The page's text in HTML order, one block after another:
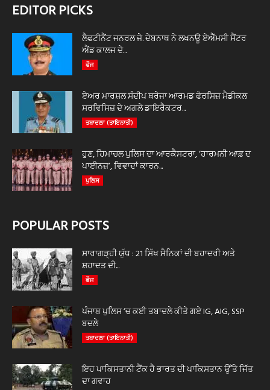
EDITOR PICKS
ਲੈਫਟੀਨੈਂਟ ਜਨਰਲ ਜੇ. ਦੇਬਨਾਥ ਨੇ ਲਖਨਊ ਏਐੱਮਸੀ ਸੈਂਟਰ
ਐਂਡ ਕਾਲਜ ਦੇ...
ਫੌਜ
ਏਅਰ ਮਾਰਸ਼ਲ ਸੰਦੀਪ ਥਰੇਜਾ ਆਰਮਡ ਫੋਰਸਿਜ਼ ਮੈਡੀਕਲ
ਸਰਵਿਸਿਜ਼ ਦੇ ਅਗਲੇ ਡਾਇਰੈਕਟਰ...
ਤਬਾਦਲਾ (ਤਾਇਨਾਤੀ)
ਹੁਣ, ਹਿਮਾਚਲ ਪੁਲਿਸ ਦਾ ਆਰਕੈਸਟਰਾ, ‘ਹਾਰਮਨੀ ਆਫ਼ ਦ
ਪਾਈਨਜ਼’, ਵਿਵਾਦਾਂ ਕਾਰਨ...
ਪੁਲਿਸ
POPULAR POSTS
ਸਾਰਾਗੜ੍ਹੀ ਯੁੱਧ : 21 ਸਿੱਖ ਸੈਨਿਕਾਂ ਦੀ ਬਹਾਦਰੀ ਅਤੇ
ਸ਼ਹਾਦਤ ਦੀ...
ਫੌਜ
ਪੰਜਾਬ ਪੁਲਿਸ ‘ਚ ਕਈ ਤਬਾਦਲੇ ਕੀਤੇ ਗਏ IG, AIG, SSP
ਬਦਲੇ
ਤਬਾਦਲਾ (ਤਾਇਨਾਤੀ)
ਇਹ ਪਾਕਿਸਤਾਨੀ ਟੈਂਕ ਹੈ ਭਾਰਤ ਦੀ ਪਾਕਿਸਤਾਨ ਉੱਤੇ ਜਿੱਤ
ਦਾ ਗਵਾਹ